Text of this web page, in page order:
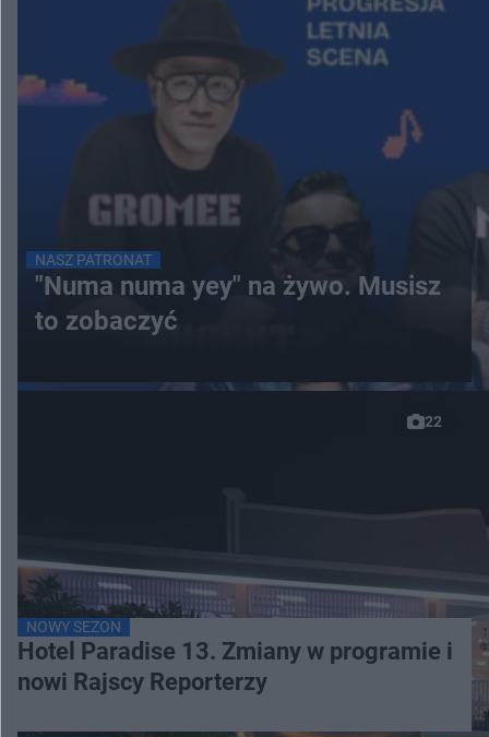
NASZ PATRONAT
"Numa numa yey" na żywo. Musisz
to zobaczyć
22
NOWY SEZON
Hotel Paradise 13. Zmiany w programie i
nowi Rajscy Reporterzy